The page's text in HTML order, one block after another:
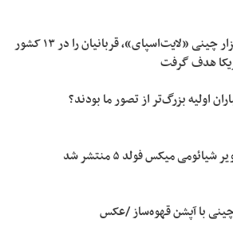
جاسوس‌افزار چینی «لایت‌اسپای»، قربانیان را در ۱۳ کشور
هدف گرفت
اولیه بزرگ‌تر از تصور ما بودند؟
میکس فولد ۵ منتشر شد
با آپشن قهوه‌ساز /عکس